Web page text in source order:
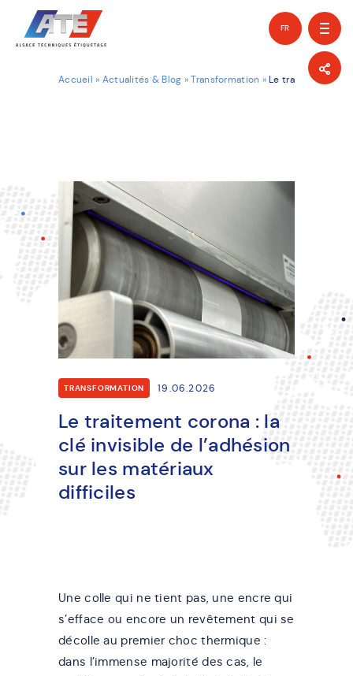
FR
Accueil » Actualités & Blog »Transformation »Le traitement
TRANSFORMATION 19.06.2026
Le traitement corona : la
clé invisible de l’adhésion
sur les matériaux
difficiles
Une colle qui ne tient pas, une encre qui
s’efface ou encore un revêtement qui se
décolle au premier choc thermique :
dans l’immense majorité des cas, le